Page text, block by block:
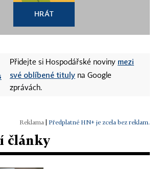
HRÁT
Přidejte si Hospodářské noviny mezi
své oblíbené tituly na Google
zprávách.
Předplatné HN+ je zcela bez reklam.
články